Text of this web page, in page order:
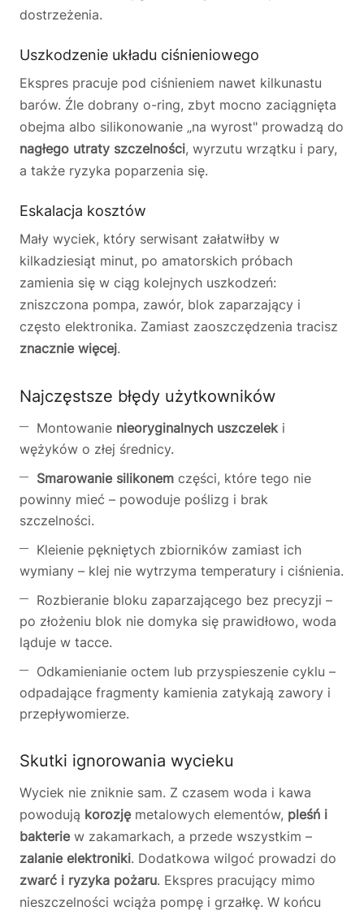
dostrzeżenia.
Uszkodzenie układu ciśnieniowego
Ekspres pracuje pod ciśnieniem nawet kilkunastu
barów. Źle dobrany o-ring, zbyt mocno zaciągnięta
obejma albo silikonowanie „na wyrost" prowadzą do
nagłego utraty szczelności, wyrzutu wrzątku i pary,
a także ryzyka poparzenia się.
Eskalacja kosztów
Mały wyciek, który serwisant załatwiłby w
kilkadziesiąt minut, po amatorskich próbach
zamienia się w ciąg kolejnych uszkodzeń:
zniszczona pompa, zawór, blok zaparzający i
często elektronika. Zamiast zaoszczędzenia tracisz
znacznie więcej.
Najczęstsze błędy użytkowników
Montowanie nieoryginalnych uszczeleki
wężyków o złej średnicy.
Smarowanie silikonem części, które tego nie
powinny mieć – powoduje poślizg i brak
szczelności.
Kleienie pękniętych zbiorników zamiast ich
wymiany – klej nie wytrzyma temperatury i ciśnienia.
Rozbieranie bloku zaparzającego bez precyzji –
po złożeniu blok nie domyka się prawidłowo, woda
ląduje w tacce.
Odkamienianie octem lub przyspieszenie cyklu –
odpadające fragmenty kamienia zatykają zawory i
przepływomierze.
Skutki ignorowania wycieku
Wyciek nie zniknie sam. Z czasem woda i kawa
powodują korozjęmetalowych elementów, pleśń i
bakteriew zakamarkach, a przede wszystkim –
zalanie elektroniki. Dodatkowa wilgoć prowadzi do
zwarć i ryzyka pożaru. Ekspres pracujący mimo
nieszczelności wciąża pompę i grzałkę. W końcu